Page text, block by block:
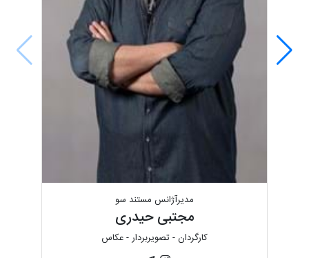
مدیرآژانس مستند سو
مجتبی حیدری
کارگردان - تصویربردار - عکاس